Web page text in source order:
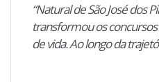
“Natural de São José dos
transformou os
de vida. Ao longo da